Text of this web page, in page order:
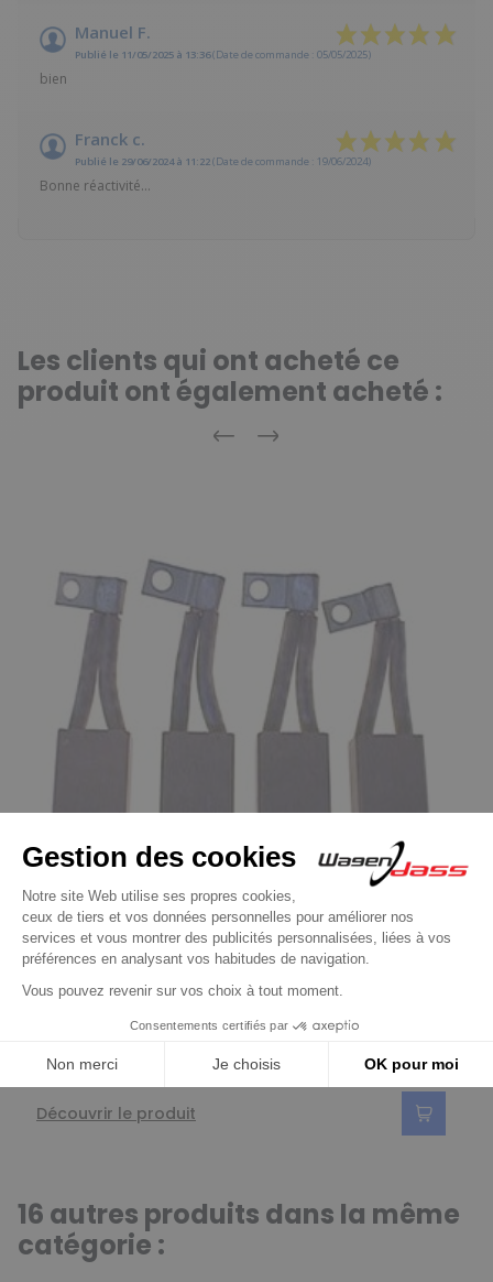
Manuel F.
Publié le 11/05/2025 à 13:36(Date de commande : 05/05/2025)
bien
Franck c.
Publié le 29/06/2024 à 11:22(Date de commande : 19/06/2024)
Bonne réactivité...
Les clients qui ont acheté ce
produit ont également acheté :
Précédent
Suivant
Jeu de balais / Charbon pour démarreur BOSCH /
NIKKO
Jeu de balais / charbon pour démarreur
Bosch 0001401011 / 0001401012 / 0001401019
11,90 €
Découvrir le produit
16 autres produits dans la même
catégorie :